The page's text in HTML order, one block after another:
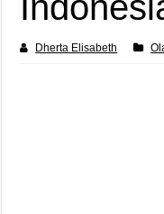
Dherta Elisabeth